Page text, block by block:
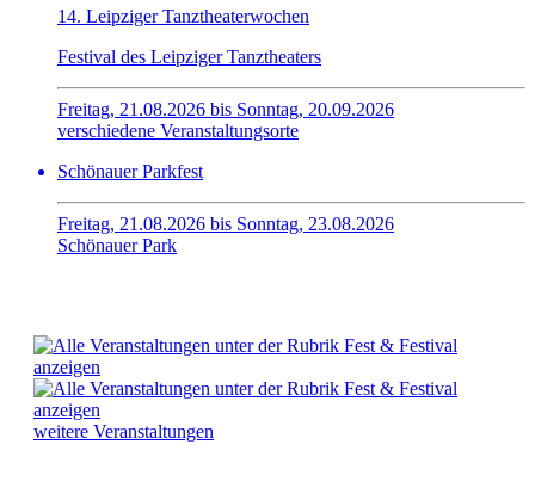
14. Leipziger Tanztheaterwochen
Festival des Leipziger Tanztheaters
Freitag, 21.08.2026 bis Sonntag, 20.09.2026
verschiedene Veranstaltungsorte
Schönauer Parkfest
Freitag, 21.08.2026 bis Sonntag, 23.08.2026
Schönauer Park
weitere Veranstaltungen